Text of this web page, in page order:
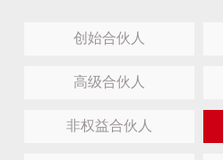
创始合伙人
高级合伙人
非权益合伙人